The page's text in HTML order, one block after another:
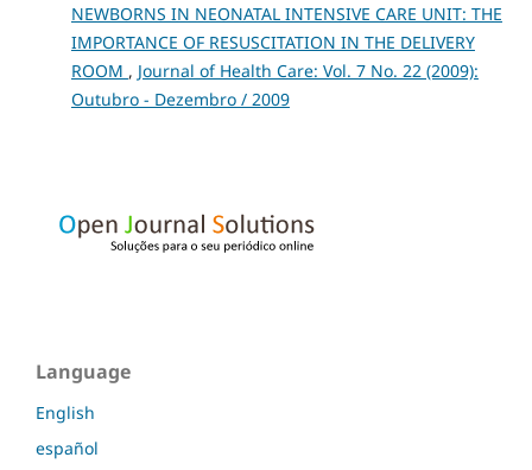
NEWBORNS IN NEONATAL INTENSIVE CARE UNIT: THE
IMPORTANCE OF RESUSCITATION IN THE DELIVERY
ROOM , Journal of Health Care: Vol. 7 No. 22 (2009):
Outubro - Dezembro / 2009
Language
English
español